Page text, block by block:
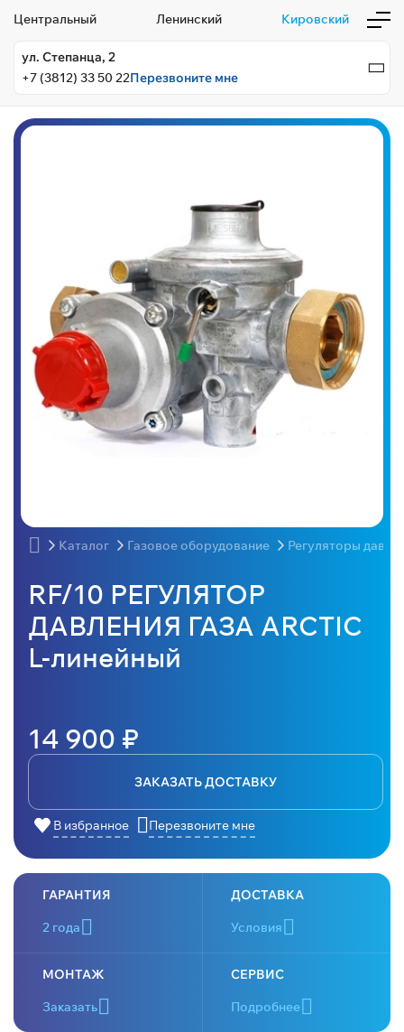
Центральный Ленинский Кировский
ул. Степанца, 2
+7 (3812) 33 50 22Перезвоните мне
Каталог Газовое оборудование Регуляторы
RF/10 РЕГУЛЯТОР
ДАВЛЕНИЯ ГАЗА ARCTIC
L-линейный
14 900 ₽
ЗАКАЗАТЬ ДОСТАВКУ
В избранное Перезвоните мне
ГАРАНТИЯ
2 года
ДОСТАВКА
Условия
МОНТАЖ
Заказать
СЕРВИС
Подробнее